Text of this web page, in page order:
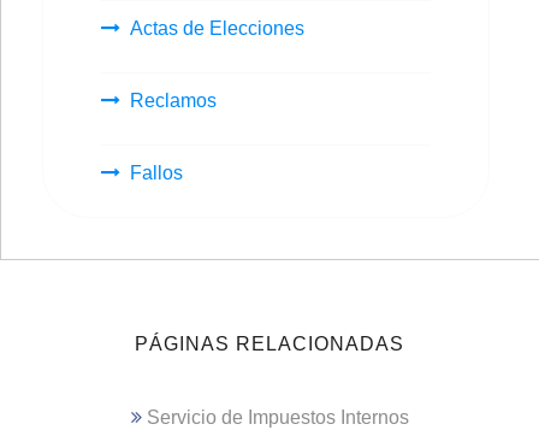
Actas de Elecciones
Reclamos
Fallos
PÁGINAS RELACIONADAS
Servicio de Impuestos Internos